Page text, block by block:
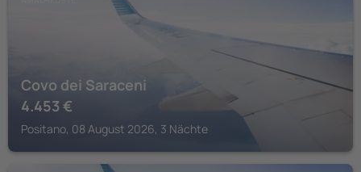
Covo dei Saraceni
4.453 €
Positano, 08 August 2026, 3 Nächte